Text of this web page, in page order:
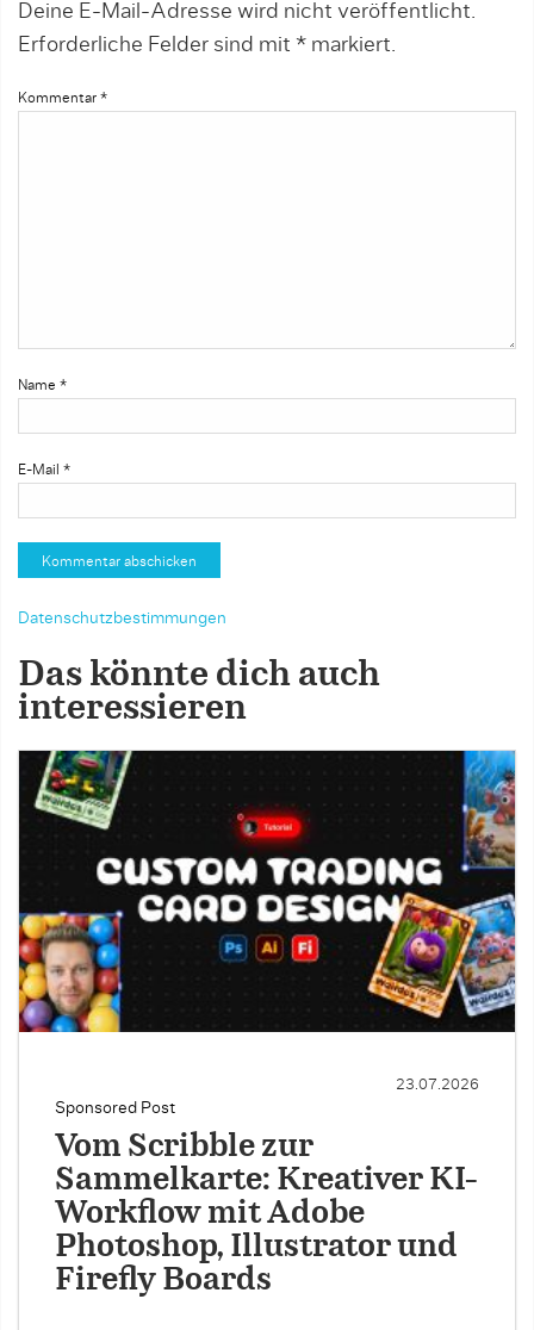
Deine E-Mail-Adresse wird nicht veröffentlicht.
Erforderliche Felder sind mit * markiert.
Kommentar *
Name *
E-Mail *
Datenschutzbestimmungen
Das könnte dich auch
interessieren
Sponsored Post
23.07.2026
Vom Scribble zur
Sammelkarte: Kreativer KI-
Workflow mit Adobe
Photoshop, Illustrator und
Firefly Boards